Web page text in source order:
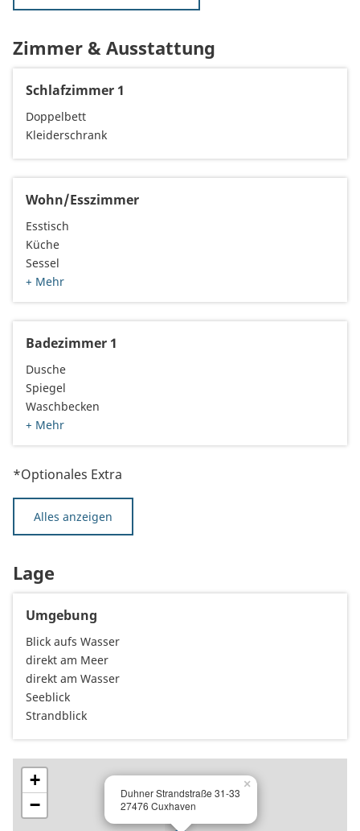
Zimmer & Ausstattung
Schlafzimmer 1
Doppelbett
Kleiderschrank
Wohn/Esszimmer
Esstisch
Küche
Sessel
+ Mehr
Badezimmer 1
Dusche
Spiegel
Waschbecken
+ Mehr
*Optionales Extra
Alles anzeigen
Lage
Umgebung
Blick aufs Wasser
direkt am Meer
direkt am Wasser
Seeblick
Strandblick
Duhner Strandstraße 31-33
27476 Cuxhaven
×
+
−